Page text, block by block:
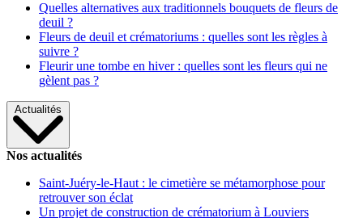
Quelles alternatives aux traditionnels bouquets de fleurs de
deuil ?
Fleurs de deuil et crématoriums : quelles sont les règles à
suivre ?
Fleurir une tombe en hiver : quelles sont les fleurs qui ne
gèlent pas ?
Actualités
Nos actualités
Saint-Juéry-le-Haut : le cimetière se métamorphose pour
retrouver son éclat
Un projet de construction de crématorium à Louviers